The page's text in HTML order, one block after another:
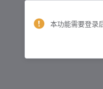
本功能需要登录